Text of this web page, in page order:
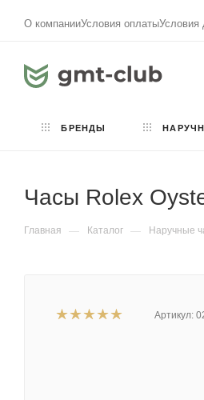
О компанииУсловия оплатыУсловия
БРЕНДЫ
Часы Rolex
Главная — Каталог — Наручные
Артикул: